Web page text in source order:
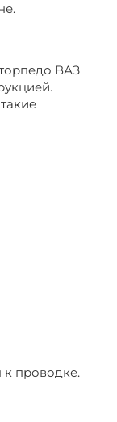
ВАЗ
проводке.